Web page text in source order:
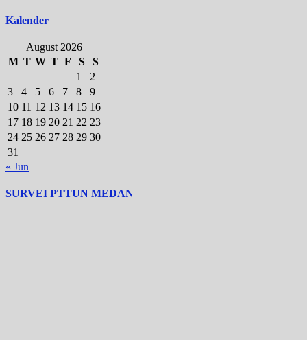
Kalender
August 2026
M T W T F S
S
1
2
3
4 5 6 7 8
9
10 11 12 13 14 15 16
17 18 19 20 21 22 23
24 25 26 27 28 29 30
31
« Jun
SURVEI PTTUN MEDAN